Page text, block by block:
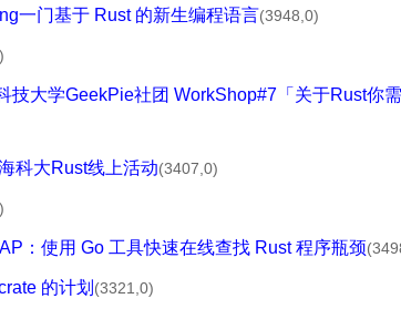
一门基于 Rust 的新生编程语言(3948,0)
技大学GeekPie社团 WorkShop#7「关于Rust你
科大Rust线上活动(3407,0)
：使用 Go 工具快速在线查找 Rust 程序瓶颈
的计划 (3321,0)